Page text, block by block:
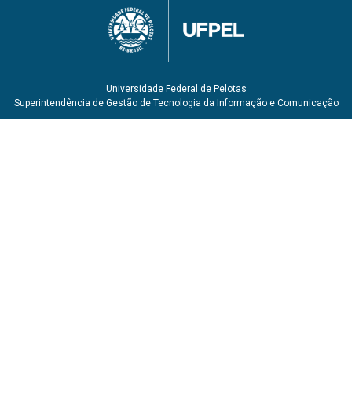
Universidade Federal de Pelotas
Superintendência de Gestão de Tecnologia da Informação e Comunicação